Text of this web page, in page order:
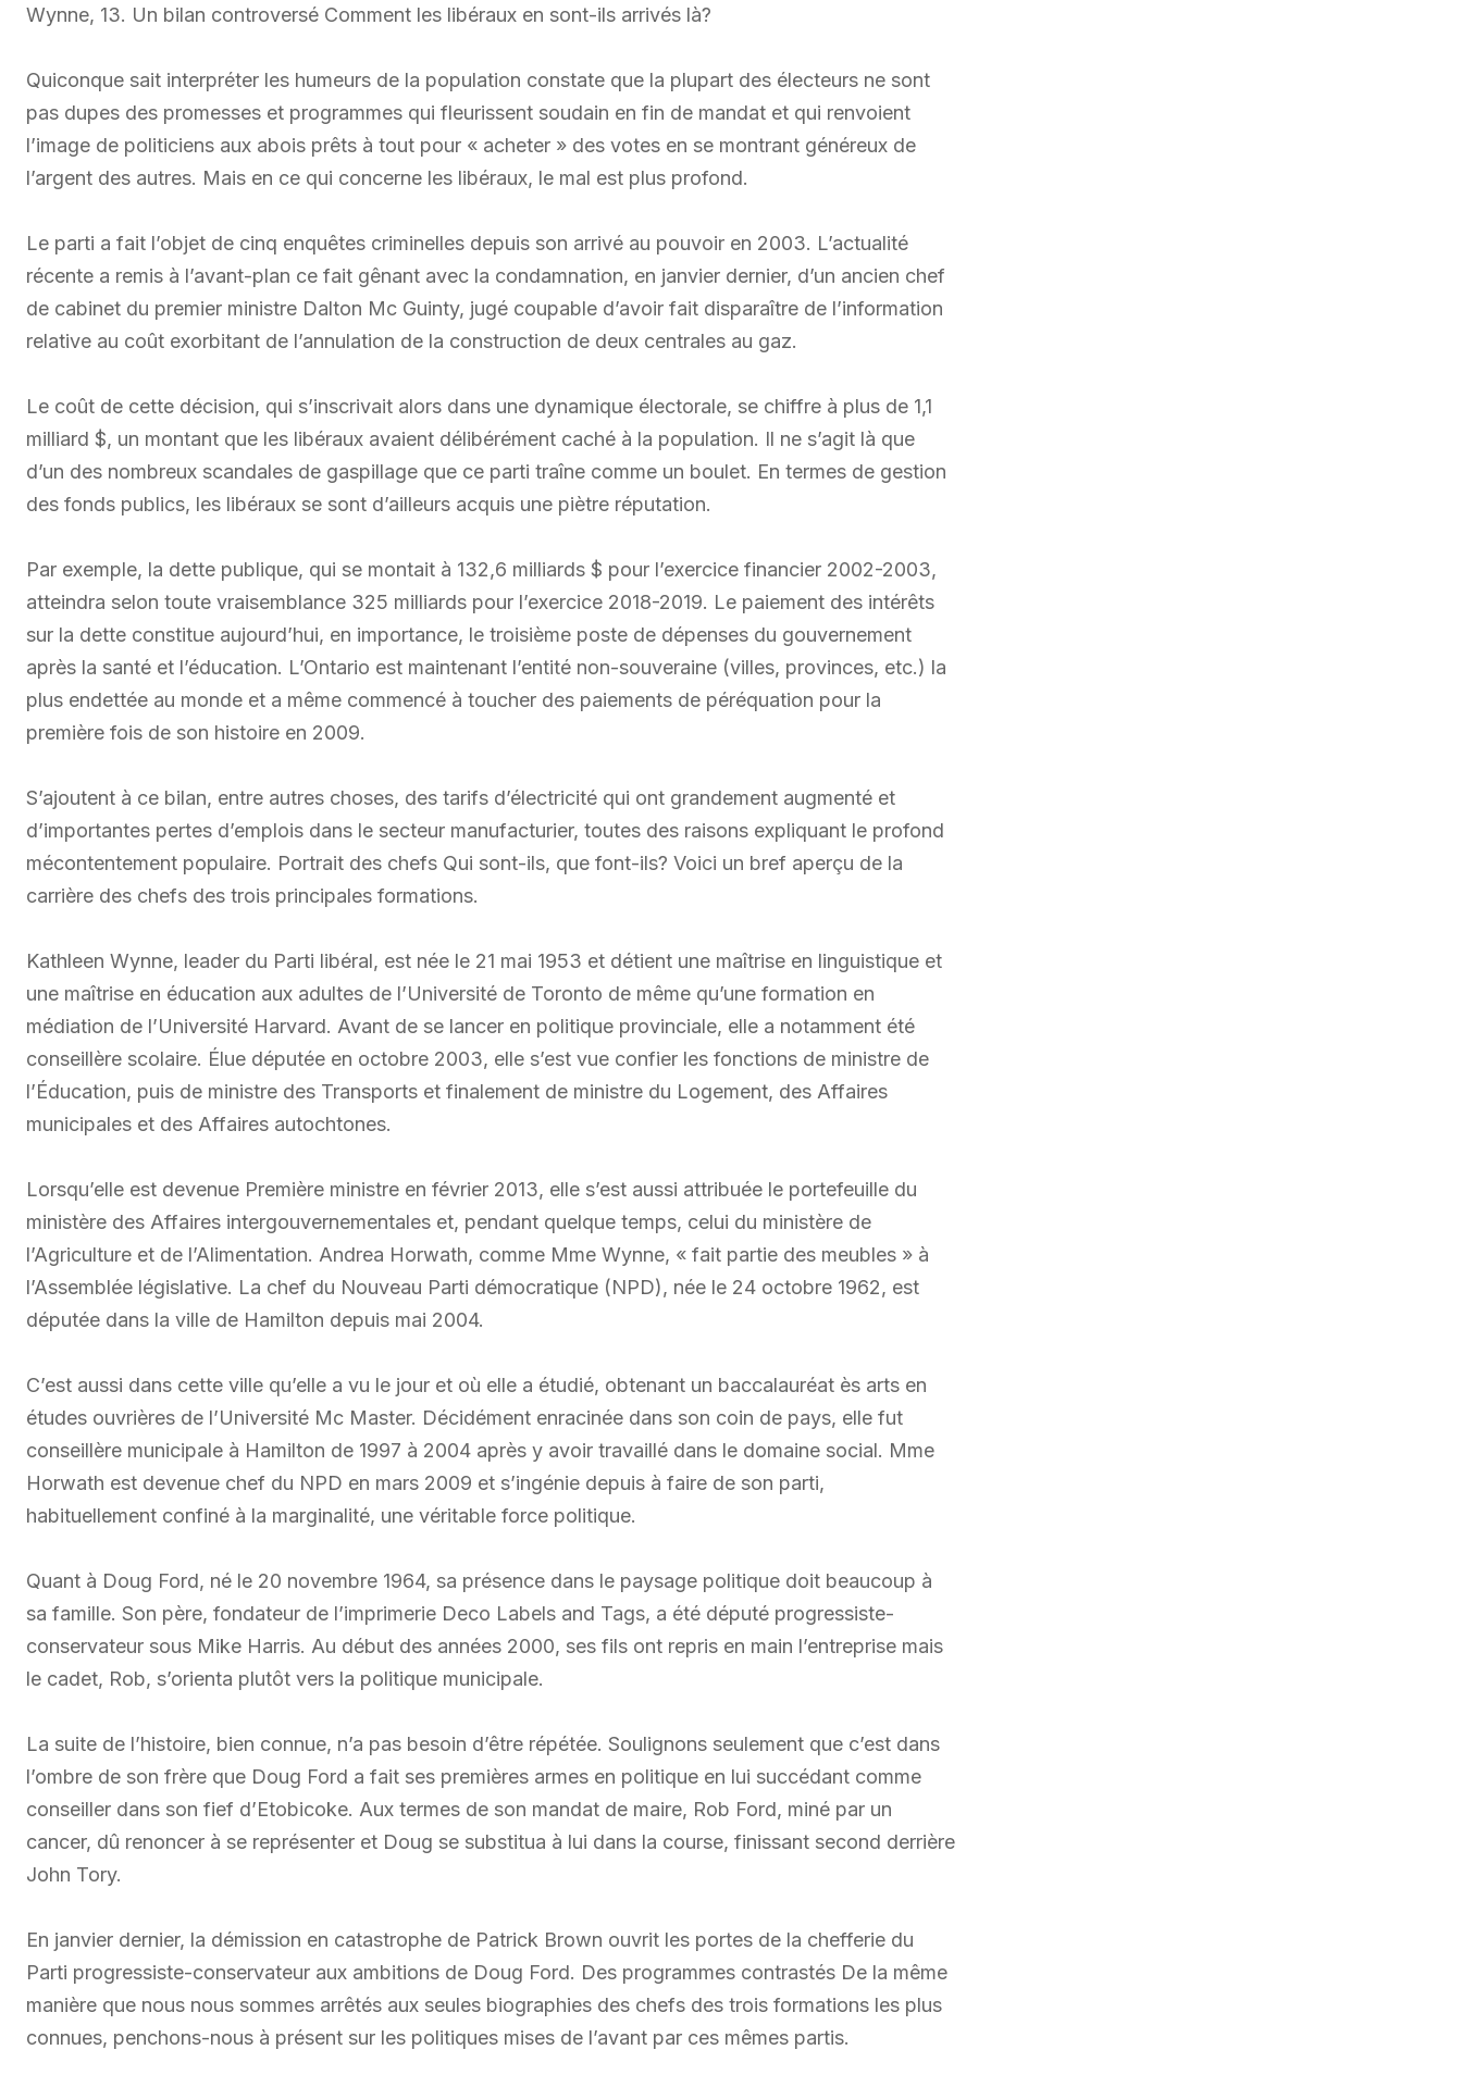
Wynne, 13. Un bilan controversé Comment les libéraux en sont-ils arrivés là?
Quiconque sait interpréter les humeurs de la population constate que la plupart des électeurs ne sont
pas dupes des promesses et programmes qui fleurissent soudain en fin de mandat et qui renvoient
l’image de politiciens aux abois prêts à tout pour « acheter » des votes en se montrant généreux de
l’argent des autres. Mais en ce qui concerne les libéraux, le mal est plus profond.
Le parti a fait l’objet de cinq enquêtes criminelles depuis son arrivé au pouvoir en 2003. L’actualité
récente a remis à l’avant-plan ce fait gênant avec la condamnation, en janvier dernier, d’un ancien chef
de cabinet du premier ministre Dalton Mc Guinty, jugé coupable d’avoir fait disparaître de l’information
relative au coût exorbitant de l’annulation de la construction de deux centrales au gaz.
Le coût de cette décision, qui s’inscrivait alors dans une dynamique électorale, se chiffre à plus de 1,1
milliard $, un montant que les libéraux avaient délibérément caché à la population. Il ne s’agit là que
d’un des nombreux scandales de gaspillage que ce parti traîne comme un boulet. En termes de gestion
des fonds publics, les libéraux se sont d’ailleurs acquis une piètre réputation.
Par exemple, la dette publique, qui se montait à 132,6 milliards $ pour l’exercice financier 2002-2003,
atteindra selon toute vraisemblance 325 milliards pour l’exercice 2018-2019. Le paiement des intérêts
sur la dette constitue aujourd’hui, en importance, le troisième poste de dépenses du gouvernement
après la santé et l’éducation. L’Ontario est maintenant l’entité non-souveraine (villes, provinces, etc.) la
plus endettée au monde et a même commencé à toucher des paiements de péréquation pour la
première fois de son histoire en 2009.
S’ajoutent à ce bilan, entre autres choses, des tarifs d’électricité qui ont grandement augmenté et
d’importantes pertes d’emplois dans le secteur manufacturier, toutes des raisons expliquant le profond
mécontentement populaire. Portrait des chefs Qui sont-ils, que font-ils? Voici un bref aperçu de la
carrière des chefs des trois principales formations.
Kathleen Wynne, leader du Parti libéral, est née le 21 mai 1953 et détient une maîtrise en linguistique et
une maîtrise en éducation aux adultes de l’Université de Toronto de même qu’une formation en
médiation de l’Université Harvard. Avant de se lancer en politique provinciale, elle a notamment été
conseillère scolaire. Élue députée en octobre 2003, elle s’est vue confier les fonctions de ministre de
l’Éducation, puis de ministre des Transports et finalement de ministre du Logement, des Affaires
municipales et des Affaires autochtones.
Lorsqu’elle est devenue Première ministre en février 2013, elle s’est aussi attribuée le portefeuille du
ministère des Affaires intergouvernementales et, pendant quelque temps, celui du ministère de
l’Agriculture et de l’Alimentation. Andrea Horwath, comme Mme Wynne, « fait partie des meubles » à
l’Assemblée législative. La chef du Nouveau Parti démocratique (NPD), née le 24 octobre 1962, est
députée dans la ville de Hamilton depuis mai 2004.
C’est aussi dans cette ville qu’elle a vu le jour et où elle a étudié, obtenant un baccalauréat ès arts en
études ouvrières de l’Université Mc Master. Décidément enracinée dans son coin de pays, elle fut
conseillère municipale à Hamilton de 1997 à 2004 après y avoir travaillé dans le domaine social. Mme
Horwath est devenue chef du NPD en mars 2009 et s’ingénie depuis à faire de son parti,
habituellement confiné à la marginalité, une véritable force politique.
Quant à Doug Ford, né le 20 novembre 1964, sa présence dans le paysage politique doit beaucoup à
sa famille. Son père, fondateur de l’imprimerie Deco Labels and Tags, a été député progressiste-
conservateur sous Mike Harris. Au début des années 2000, ses fils ont repris en main l’entreprise mais
le cadet, Rob, s’orienta plutôt vers la politique municipale.
La suite de l’histoire, bien connue, n’a pas besoin d’être répétée. Soulignons seulement que c’est dans
l’ombre de son frère que Doug Ford a fait ses premières armes en politique en lui succédant comme
conseiller dans son fief d’Etobicoke. Aux termes de son mandat de maire, Rob Ford, miné par un
cancer, dû renoncer à se représenter et Doug se substitua à lui dans la course, finissant second derrière
John Tory.
En janvier dernier, la démission en catastrophe de Patrick Brown ouvrit les portes de la chefferie du
Parti progressiste-conservateur aux ambitions de Doug Ford. Des programmes contrastés De la même
manière que nous nous sommes arrêtés aux seules biographies des chefs des trois formations les plus
connues, penchons-nous à présent sur les politiques mises de l’avant par ces mêmes partis.